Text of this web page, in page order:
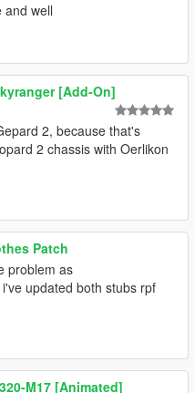
and well
[Add-On]
2, because that's
2 chassis with Oerlikon
Patch
problem as
updated both stubs rpf
M17 [Animated]